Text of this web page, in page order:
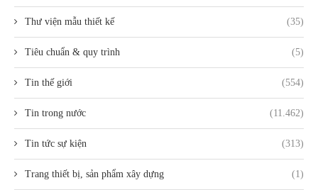
Thư viện mẫu thiết kế (35)
Tiêu chuẩn & quy trình (5)
Tin thế giới (554)
Tin trong nước (11.462)
Tin tức sự kiện (313)
Trang thiết bị, sản phẩm xây dựng (1)